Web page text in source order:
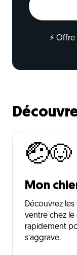
⚡
🤕🐶
Mon
Découvrez
ventre chez
rapidement
s’aggrave.